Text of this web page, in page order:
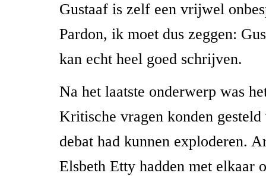
Gustaaf is zelf een vrijwel
Pardon, ik moet dus zeggen:
kan echt heel goed schrijven.
Na het laatste onderwerp was
Kritische vragen konden
debat had kunnen exploderen.
Elsbeth Etty hadden met elkaar